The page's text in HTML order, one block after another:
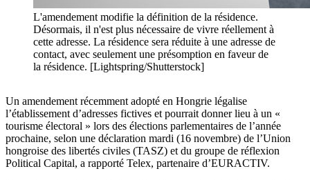
L'amendement modifie la définition de la résidence.
Désormais, il n'est plus nécessaire de vivre réellement à
cette adresse. La résidence sera réduite à une adresse de
contact, avec seulement une présomption en faveur de
la résidence. [Lightspring/Shutterstock]
Un amendement récemment adopté en Hongrie légalise
l’établissement d’adresses fictives et pourrait donner lieu à un «
tourisme électoral » lors des élections parlementaires de l’année
prochaine, selon une déclaration mardi (16 novembre) de l’Union
hongroise des libertés civiles (TASZ) et du groupe de réflexion
Political Capital, a rapporté Telex, partenaire d’EURACTIV.